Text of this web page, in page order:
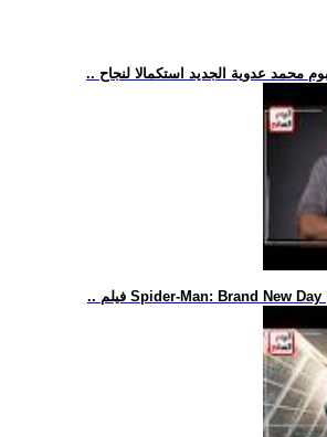
محمد عدوية الجديد استكمالا لنجاح